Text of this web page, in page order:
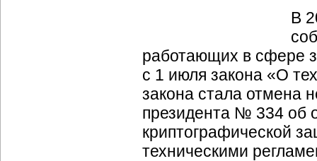
В
работающих в сфере
с 1 июля закона «О
закона стала отмена
президента № 334 об
криптографической
техническими